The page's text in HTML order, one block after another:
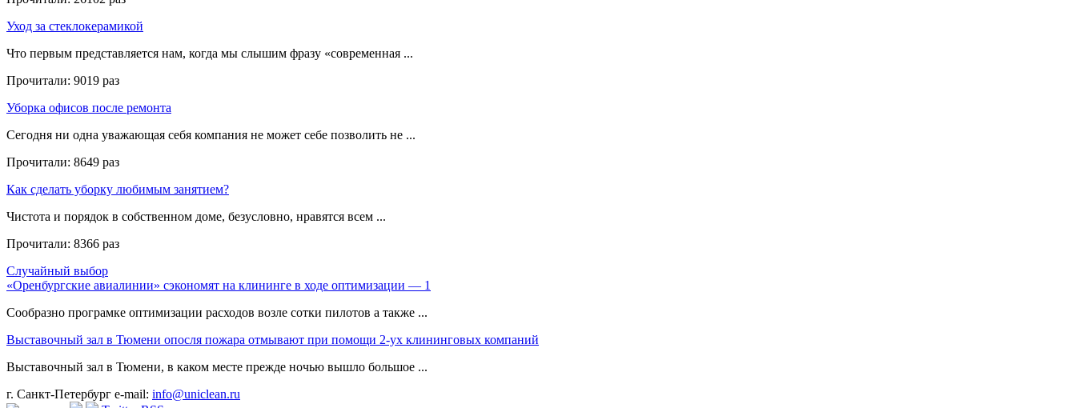
Уход за стеклокерамикой
Что первым представляется нам, когда мы слышим фразу «современная ...
Прочитали: 9019 раз
Уборка офисов после ремонта
Сегодня ни одна уважающая себя компания не может себе позволить не ...
Прочитали: 8649 раз
Как сделать уборку любимым занятием?
Чистота и порядок в собственном доме, безусловно, нравятся всем ...
Прочитали: 8366 раз
Случайный выбор
«Оренбургские авиалинии» сэкономят на клининге в ходе оптимизации — 1
Сообразно програмке оптимизации расходов возле сотки пилотов а также ...
Выставочный зал в Тюмени опосля пожара отмывают при помощи 2-ух клининговых компаний
Выставочный зал в Тюмени, в каком месте прежде ночью вышло большое ...
г. Санкт-Петербург e-mail: info@uniclean.ru